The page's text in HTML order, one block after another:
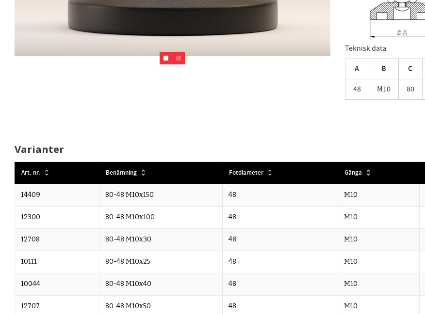
Teknisk data
A B C
48 M10 80
Varianter
Art. nr. Benämning Fotdiameter Gänga
14409 80-48 M10x150 48 M10
12300 80-48 M10x100 48 M10
12708 80-48 M10x30 48 M10
10111 80-48 M10x25 48 M10
10044 80-48 M10x40 48 M10
12707 80-48 M10x50 48 M10